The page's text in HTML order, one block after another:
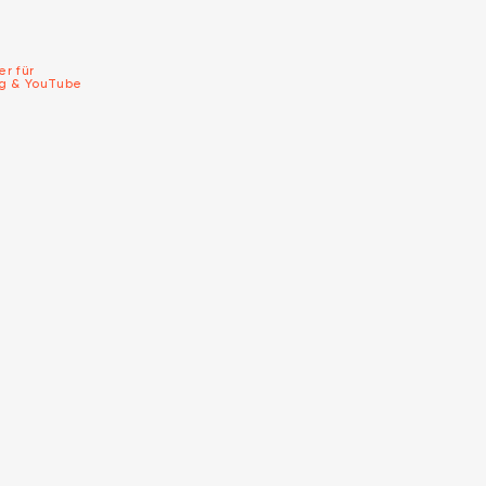
für
& YouTube